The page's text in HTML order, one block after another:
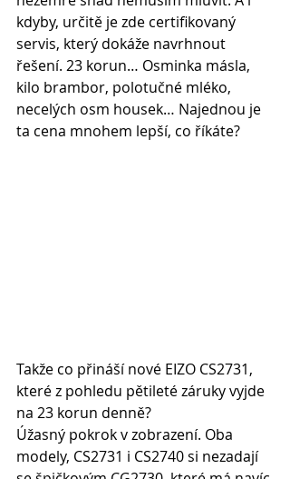
kdyby, určitě je zde certifikovaný
servis, který dokáže navrhnout
řešení. 23 korun… Osminka másla,
kilo brambor, polotučné mléko,
necelých osm housek… Najednou je
ta cena mnohem lepší, co říkáte?
Takže co přináší nové EIZO CS2731,
které z pohledu pětileté záruky vyjde
na 23 korun denně?
Úžasný pokrok v zobrazení. Oba
modely, CS2731 i CS2740 si nezadají